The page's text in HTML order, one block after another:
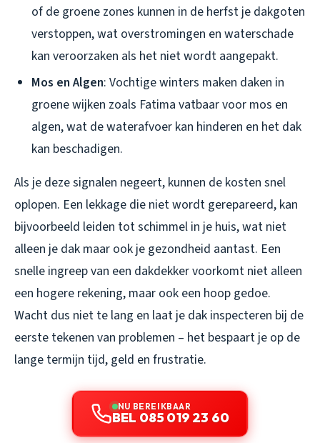
of de groene zones kunnen in de herfst je dakgoten
verstoppen, wat overstromingen en waterschade
kan veroorzaken als het niet wordt aangepakt.
Mos en Algen: Vochtige winters maken daken in
groene wijken zoals Fatima vatbaar voor mos en
algen, wat de waterafvoer kan hinderen en het dak
kan beschadigen.
Als je deze signalen negeert, kunnen de kosten snel
oplopen. Een lekkage die niet wordt gerepareerd, kan
bijvoorbeeld leiden tot schimmel in je huis, wat niet
alleen je dak maar ook je gezondheid aantast. Een
snelle ingreep van een dakdekker voorkomt niet alleen
een hogere rekening, maar ook een hoop gedoe.
Wacht dus niet te lang en laat je dak inspecteren bij de
eerste tekenen van problemen – het bespaart je op de
lange termijn tijd, geld en frustratie.
NU BEREIKBAAR
BEL 085 019 23 60